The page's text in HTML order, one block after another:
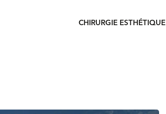
CHIRURGIE ESTHÉTIQUE